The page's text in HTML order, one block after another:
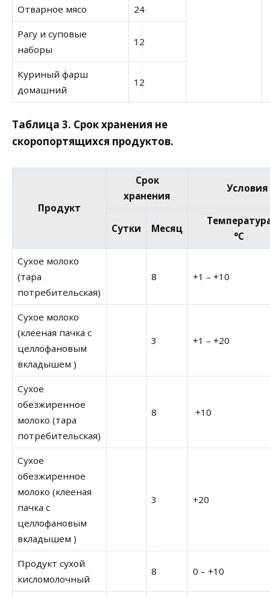
Отварное мясо 24
Рагу и суповые
наборы
12
Куриный фарш
домашний
12
Таблица 3. Срок хранения не
скоропортящихся продуктов.
Продукт
Срок
хранения
Cутки Месяц
°C
Сухое молоко
(тара
потребительская)
8 +1 – +10
Сухое молоко
(клееная пачка с
целлофановым
вкладышем )
3 +1 – +20
Сухое
обезжиренное
молоко (тара
потребительская)
8 +10
Сухое
обезжиренное
молоко (клееная
пачка с
целлофановым
вкладышем )
3 +20
Продукт сухой
кисломолочный
8 0 – +10